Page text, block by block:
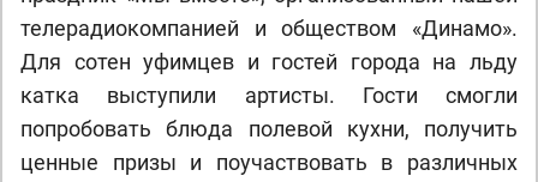
телерадиокомпанией и обществом «Динамо».
Для сотен уфимцев и гостей города на льду
катка выступили артисты. Гости смогли
попробовать блюда полевой кухни, получить
ценные призы и поучаствовать в различных